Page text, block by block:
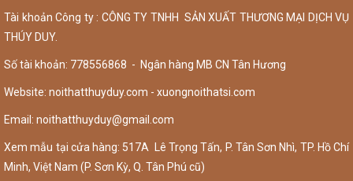
Tài khoản Công ty : CÔNG TY TNHH SẢN XUẤT THƯƠNG MẠI DỊCH VỤ
THÚY DUY.
Số tài khoản: 778556868 - Ngân hàng MB CN Tân Hương
Website: noithatthuyduy.com - xuongnoithatsi.com
Email: noithatthuyduy@gmail.com
Xem mẫu tại cửa hàng: 517A Lê Trọng Tấn, P. Tân Sơn Nhì, TP. Hồ Chí
Minh, Việt Nam (P. Sơn Kỳ, Q. Tân Phú cũ)